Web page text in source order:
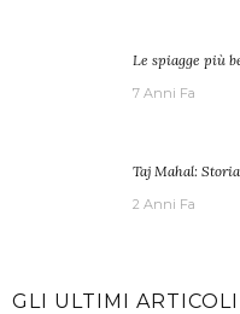
Le spiagge più
7 Anni Fa
Taj Mahal:
2 Anni Fa
GLI ULTIMI ARTICOLI